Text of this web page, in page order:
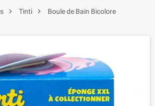
 Tinti  Boule de Bain Bicolore